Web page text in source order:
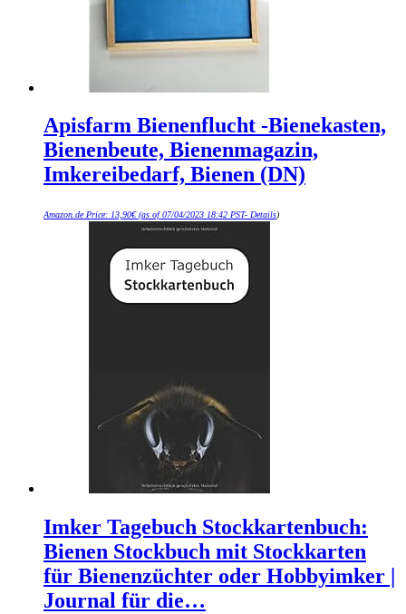
Apisfarm Bienenflucht -Bienekasten,
Bienenbeute, Bienenmagazin,
Imkereibedarf, Bienen (DN)
Amazon.de Price: 13,90€(as of 07/04/2023 18:42 PST- Details)
Imker Tagebuch Stockkartenbuch:
Bienen Stockbuch mit Stockkarten
für Bienenzüchter oder Hobbyimker |
Journal für die…